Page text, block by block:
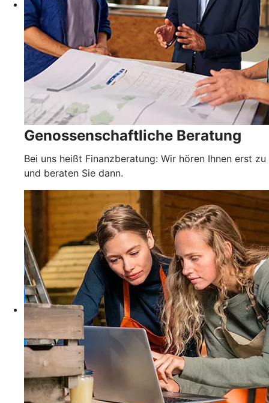
Genossenschaftliche Beratung
Bei uns heißt Finanzberatung: Wir hören Ihnen erst zu
und beraten Sie dann.